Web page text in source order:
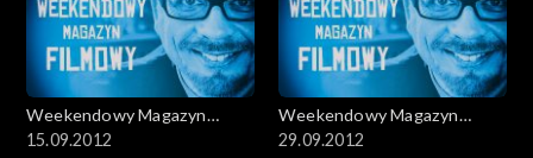
Weekendowy Magazyn
Filmowy
15.09.2012
Weekendowy Magazyn
Filmowy
29.09.2012